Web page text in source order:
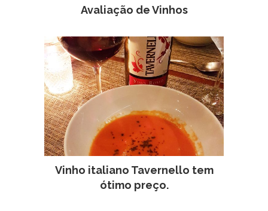
Avaliação de Vinhos
Vinho italiano Tavernello tem
ótimo preço.